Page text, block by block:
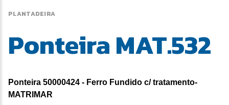
PLANTADEIRA
Ponteira MAT.532
Ponteira 50000424 - Ferro Fundido c/ tratamento-
MATRIMAR